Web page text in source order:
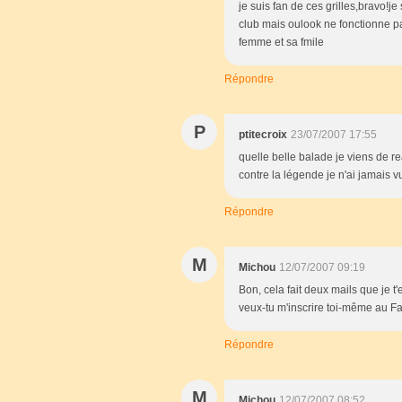
je suis fan de ces
club mais oulook ne fonctionne
femme et sa fmile
Répondre
P ptitecroix 23/07/2007 17:55
quelle belle balade je viens de
contre la légende je n'ai jamais
Répondre
M Michou 12/07/2007 09:19
Bon, cela fait deux mails que je
veux-tu m'inscrire toi-même au
Répondre
M